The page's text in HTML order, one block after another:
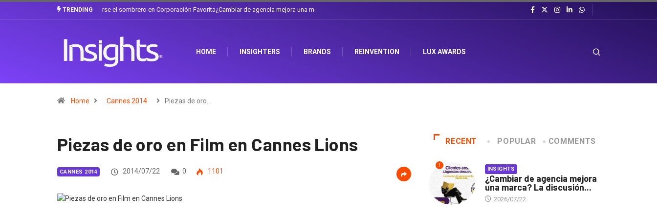
TRENDING ¿Cambiar de agencia mejora una marca? La discusión que atraviesa a Ecuador
HOME INSIGHTERS BRANDS REINVENTION LUX AWARDS
Home Cannes 2014 Piezas de oro…
Piezas de oro en Film en Cannes Lions
CANNES 2014 2014/07/22 0 1101
RECENT POPULAR COMMENTS
1 INSIGHTS
¿Cambiar de agencia mejora
una marca? La discusión...
2026/07/22